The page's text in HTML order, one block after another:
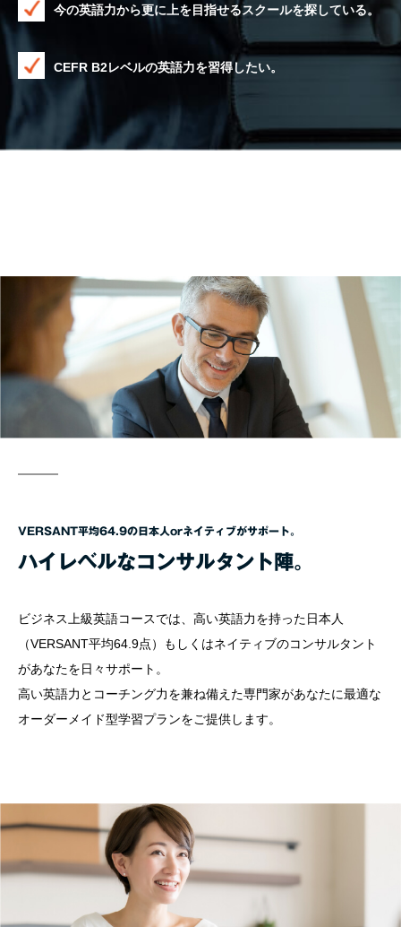
今の英語力から更に上を目指せるスクールを探している。
CEFR B2レベルの英語力を習得したい。
VERSANT平均64.9の日本人orネイティブがサポート。
ハイレベルなコンサルタント陣。
ビジネス上級英語コースでは、高い英語力を持った日本人
（VERSANT平均64.9点）もしくはネイティブのコンサルタント
があなたを日々サポート。
高い英語力とコーチング力を兼ね備えた専門家があなたに最適な
オーダーメイド型学習プランをご提供します。